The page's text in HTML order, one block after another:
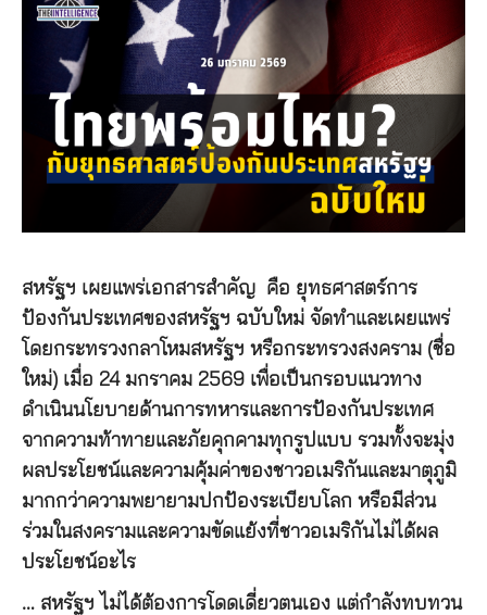
สหรัฐฯ เผยแพร่เอกสารสำคัญ คือ ยุทธศาสตร์การ
ป้องกันประเทศของสหรัฐฯ ฉบับใหม่ จัดทำและเผยแพร่
โดยกระทรวงกลาโหมสหรัฐฯ หรือกระทรวงสงคราม (ชื่อ
ใหม่) เมื่อ 24 มกราคม 2569 เพื่อเป็นกรอบแนวทาง
ดำเนินนโยบายด้านการทหารและการป้องกันประเทศ
จากความท้าทายและภัยคุกคามทุกรูปแบบ รวมทั้งจะมุ่ง
ผลประโยชน์และความคุ้มค่าของชาวอเมริกันและมาตุภูมิ
มากกว่าความพยายามปกป้องระเบียบโลก หรือมีส่วน
ร่วมในสงครามและความขัดแย้งที่ชาวอเมริกันไม่ได้ผล
ประโยชน์อะไร
… สหรัฐฯ ไม่ได้ต้องการโดดเดี่ยวตนเอง แต่กำลังทบทวน